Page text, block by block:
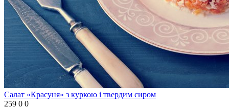
Салат «Красуня» з куркою і твердим сиром
259 0 0